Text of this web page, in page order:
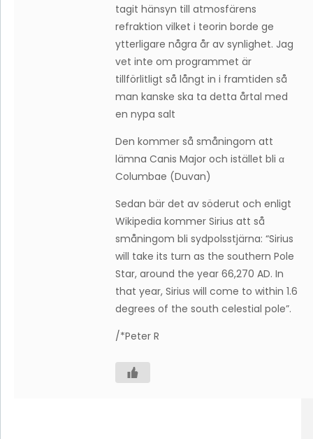
tagit hänsyn till atmosfärens
refraktion vilket i teorin borde ge
ytterligare några år av synlighet. Jag
vet inte om programmet är
tillförlitligt så långt in i framtiden så
man kanske ska ta detta årtal med
en nypa salt
Den kommer så småningom att
lämna Canis Major och istället bli α
Columbae (Duvan)
Sedan bär det av söderut och enligt
Wikipedia kommer Sirius att så
småningom bli sydpolsstjärna: “Sirius
will take its turn as the southern Pole
Star, around the year 66,270 AD. In
that year, Sirius will come to within 1.6
degrees of the south celestial pole”.
/*Peter R